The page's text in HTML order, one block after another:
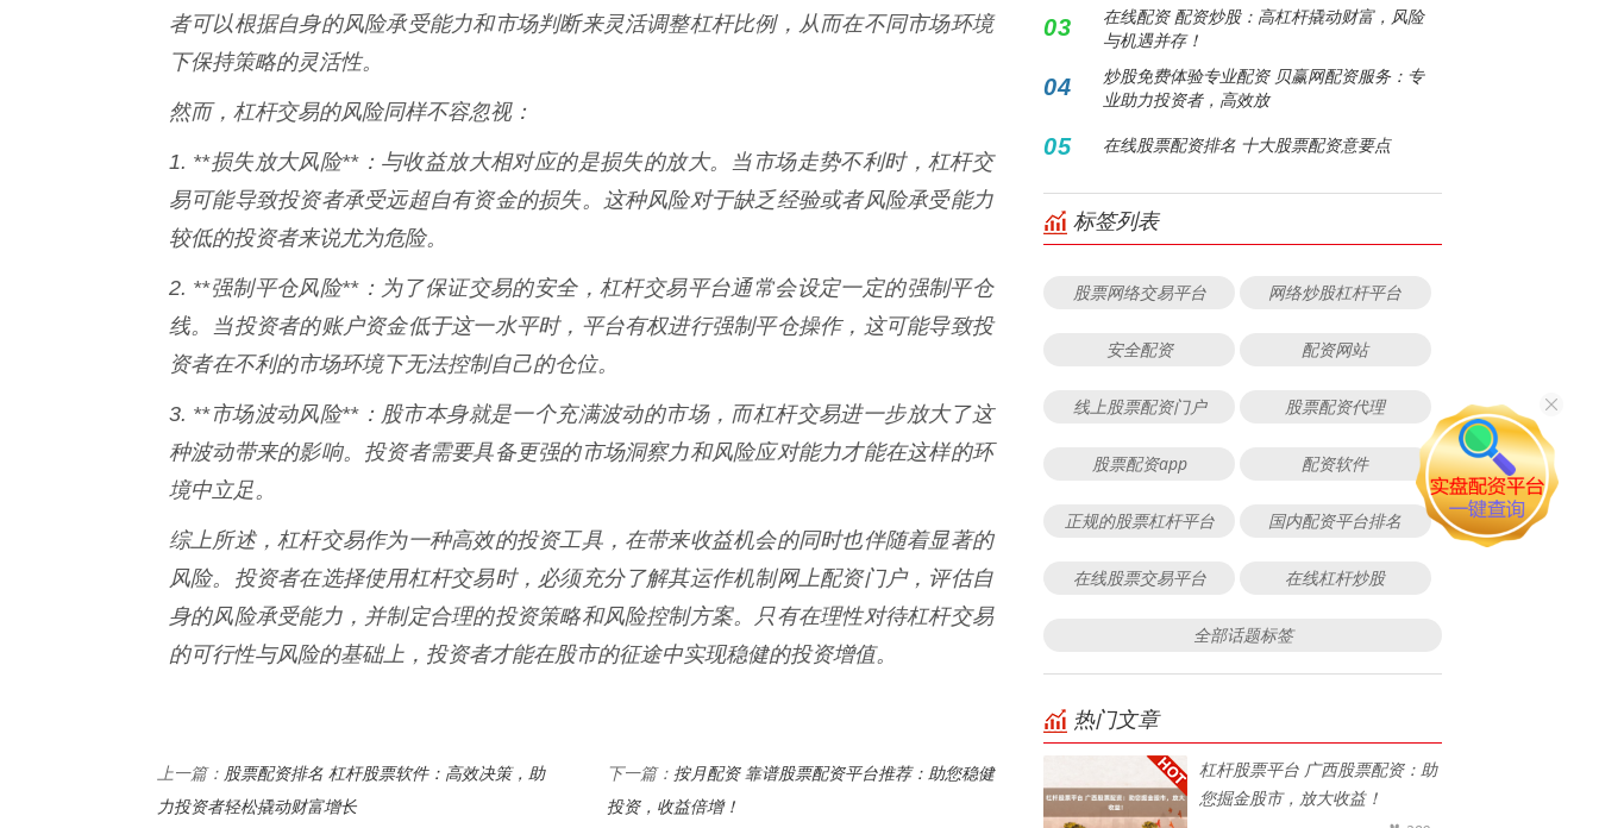
者可以根据自身的风险承受能力和市场判断来灵活调整杠杆比例，从而在不同市场环境
下保持策略的灵活性。
然而，杠杆交易的风险同样不容忽视：
1. **损失放大风险**：与收益放大相对应的是损失的放大。当市场走势不利时，杠杆交
易可能导致投资者承受远超自有资金的损失。这种风险对于缺乏经验或者风险承受能力
较低的投资者来说尤为危险。
2. **强制平仓风险**：为了保证交易的安全，杠杆交易平台通常会设定一定的强制平仓
线。当投资者的账户资金低于这一水平时，平台有权进行强制平仓操作，这可能导致投
资者在不利的市场环境下无法控制自己的仓位。
3. **市场波动风险**：股市本身就是一个充满波动的市场，而杠杆交易进一步放大了这
种波动带来的影响。投资者需要具备更强的市场洞察力和风险应对能力才能在这样的环
境中立足。
综上所述，杠杆交易作为一种高效的投资工具，在带来收益机会的同时也伴随着显著的
风险。投资者在选择使用杠杆交易时，必须充分了解其运作机制网上配资门户，评估自
身的风险承受能力，并制定合理的投资策略和风险控制方案。只有在理性对待杠杆交易
的可行性与风险的基础上，投资者才能在股市的征途中实现稳健的投资增值。
上一篇： 股票配资排名 杠杆股票软件：高效决策，助
力投资者轻松撬动财富增长
下一篇： 按月配资 靠谱股票配资平台推荐：助您稳健
投资，收益倍增！
03
在线配资 配资炒股：高杠杆撬动财富，风险
与机遇并存！
04
炒股免费体验专业配资 贝赢网配资服务：专
业助力投资者，高效放
05 在线股票配资排名 十大股票配资意要点
标签列表
股票网络交易平台 网络炒股杠杆平台
安全配资 配资网站
线上股票配资门户 股票配资代理
股票配资app 配资软件
正规的股票杠杆平台 国内配资平台排名
在线股票交易平台 在线杠杆炒股
全部话题标签
热门文章
杠杆股票平台 广西股票配资：助
您掘金股市，放大收益！